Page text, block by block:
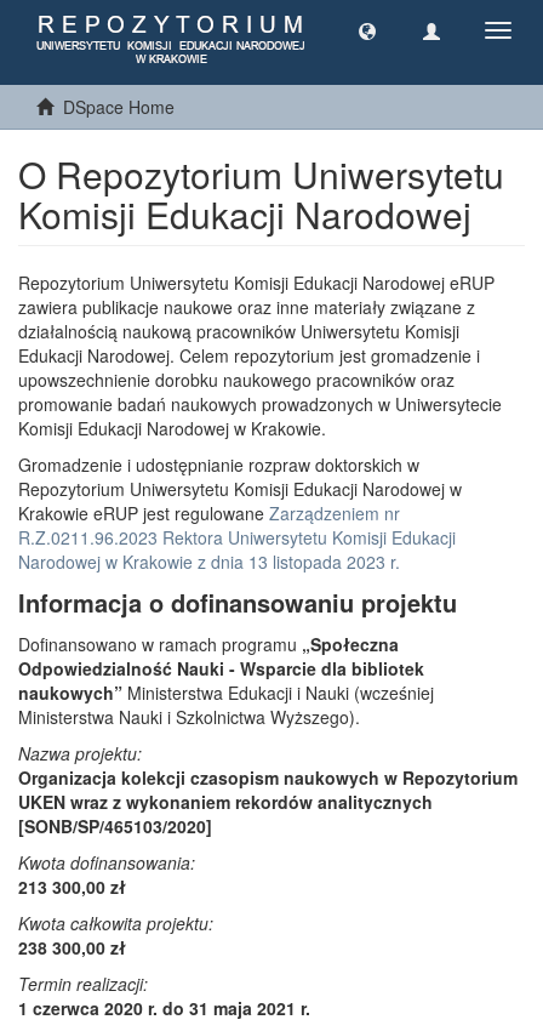
DSpace Home
O Repozytorium Uniwersytetu
Komisji Edukacji Narodowej
Repozytorium Uniwersytetu Komisji Edukacji Narodowej eRUP
zawiera publikacje naukowe oraz inne materiały związane z
działalnością naukową pracowników Uniwersytetu Komisji
Edukacji Narodowej. Celem repozytorium jest gromadzenie i
upowszechnienie dorobku naukowego pracowników oraz
promowanie badań naukowych prowadzonych w Uniwersytecie
Komisji Edukacji Narodowej w Krakowie.
Gromadzenie i udostępnianie rozpraw doktorskich w
Repozytorium Uniwersytetu Komisji Edukacji Narodowej w
Krakowie eRUP jest regulowane Zarządzeniem nr
R.Z.0211.96.2023 Rektora Uniwersytetu Komisji Edukacji
Narodowej w Krakowie z dnia 13 listopada 2023 r.
Informacja o dofinansowaniu projektu
Dofinansowano w ramach programu „Społeczna
Odpowiedzialność Nauki - Wsparcie dla bibliotek
naukowych” Ministerstwa Edukacji i Nauki (wcześniej
Ministerstwa Nauki i Szkolnictwa Wyższego).
Nazwa projektu:
Organizacja kolekcji czasopism naukowych w Repozytorium
UKEN wraz z wykonaniem rekordów analitycznych
[SONB/SP/465103/2020]
Kwota dofinansowania:
213 300,00 zł
Kwota całkowita projektu:
238 300,00 zł
Termin realizacji:
1 czerwca 2020 r. do 31 maja 2021 r.